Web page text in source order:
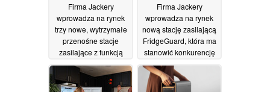
Firma Jackery
wprowadza na rynek
trzy nowe, wytrzymałe
przenośne stacje
zasilające z funkcją
UPS o czasie reakcji
wynoszącym 10 ms
18/06/2026
Firma Jackery
wprowadza na rynek
nową stację zasilającą
FridgeGuard, która ma
stanowić konkurencję
dla produktu
FridgePower firmy
Bluetti18/06/2026